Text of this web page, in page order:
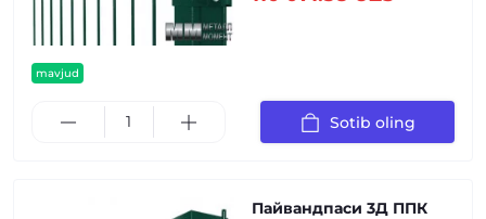
mavjud
Sotib oling
Пайвандпаси 3Д ППК